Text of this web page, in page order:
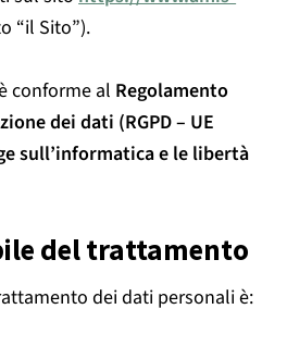
“il Sito”).
conforme al Regolamento
dei dati (RGPD – UE
sull’informatica e le libertà
del trattamento
dei dati personali è: